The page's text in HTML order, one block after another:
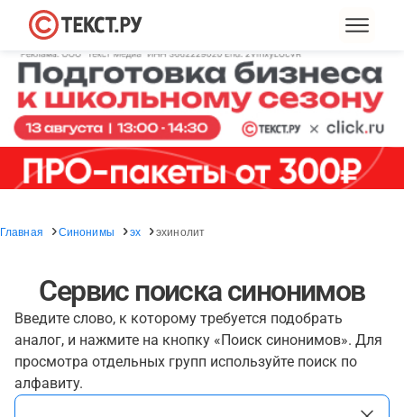
Главная Синонимы эх эхинолит
Сервис поиска синонимов
Введите слово, к которому требуется подобрать
аналог, и нажмите на кнопку «Поиск синонимов». Для
просмотра отдельных групп используйте поиск по
алфавиту.